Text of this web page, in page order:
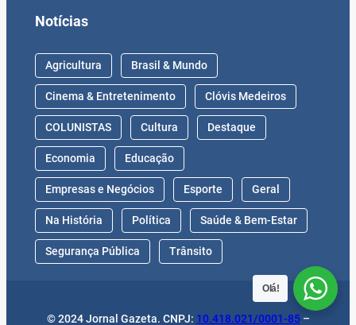
Notícias
Agricultura Brasil & Mundo
Cinema & Entretenimento Clóvis Medeiros
COLUNISTAS Cultura Destaque
Economia Educação
Empresas e Negócios Esporte Geral
Na História Política Saúde & Bem-Estar
Segurança Pública Trânsito
© 2024 Jornal Gazeta. CNPJ: 10.418.021/0001-85–
Olá!